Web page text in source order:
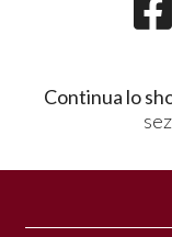
Continua lo